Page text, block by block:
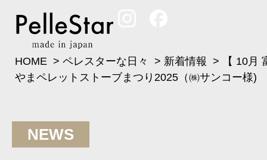
HOME > ペレスターな日々 > 新着情報 >
【 10月
やまペレットストーブまつり2025（㈱サンコー様)
NEWS